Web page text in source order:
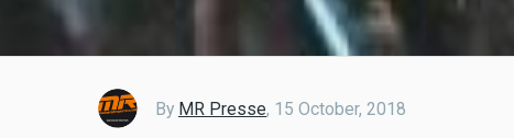
By MR Presse, 15 October, 2018